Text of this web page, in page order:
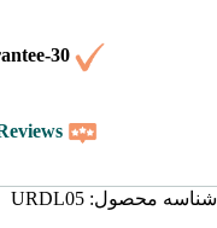
30-Day Refund Guarantee
شناسه محصول: URDL05